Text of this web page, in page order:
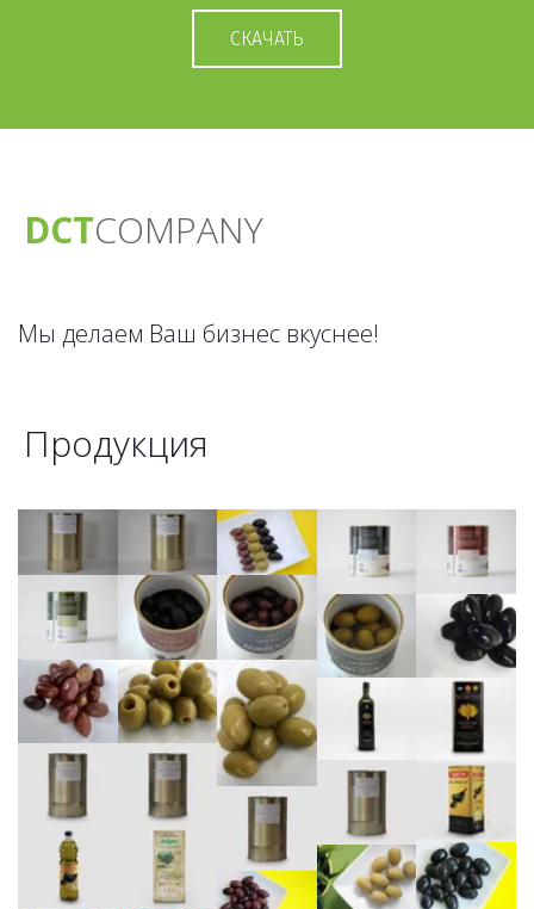
СКАЧАТЬ
DCTCO­­­­MPANY
Мы делаем Ваш бизнес вкуснее!
Продукция